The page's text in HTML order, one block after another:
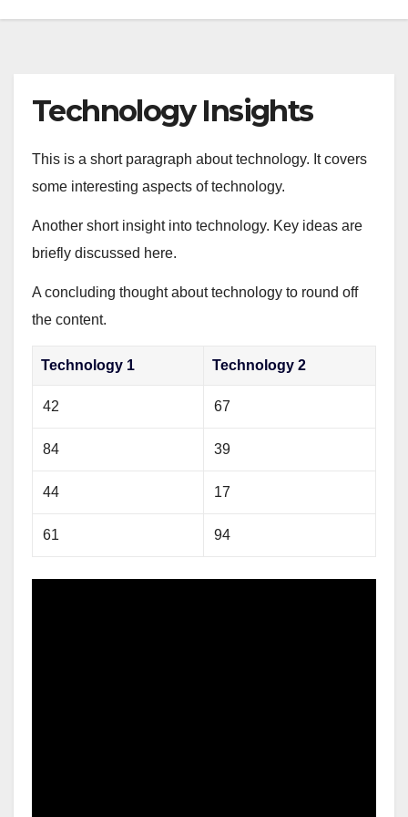
Technology Insights
This is a short paragraph about technology. It covers
some interesting aspects of technology.
Another short insight into technology. Key ideas are
briefly discussed here.
A concluding thought about technology to round off
the content.
Technology 1 Technology 2
42 67
84 39
44 17
61 94